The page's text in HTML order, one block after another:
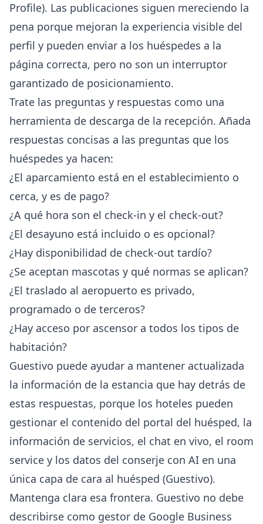
Profile). Las publicaciones siguen mereciendo la
pena porque mejoran la experiencia visible del
perfil y pueden enviar a los huéspedes a la
página correcta, pero no son un interruptor
garantizado de posicionamiento.
Trate las preguntas y respuestas como una
herramienta de descarga de la recepción. Añada
respuestas concisas a las preguntas que los
huéspedes ya hacen:
¿El aparcamiento está en el establecimiento o
cerca, y es de pago?
¿A qué hora son el check-in y el check-out?
¿El desayuno está incluido o es opcional?
¿Hay disponibilidad de check-out tardío?
¿Se aceptan mascotas y qué normas se aplican?
¿El traslado al aeropuerto es privado,
programado o de terceros?
¿Hay acceso por ascensor a todos los tipos de
habitación?
Guestivo puede ayudar a mantener actualizada
la información de la estancia que hay detrás de
estas respuestas, porque los hoteles pueden
gestionar el contenido del portal del huésped, la
información de servicios, el chat en vivo, el room
service y los datos del conserje con AI en una
única capa de cara al huésped (Guestivo).
Mantenga clara esa frontera. Guestivo no debe
describirse como gestor de Google Business